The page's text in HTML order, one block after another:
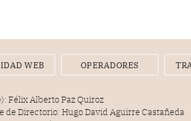
WEB OPERADORES
Félix Alberto Paz Quiroz
de Directorio: Hugo David Aguirre Castañeda